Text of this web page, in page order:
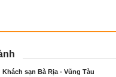
Khách sạn Bà Rịa - Vũng Tàu